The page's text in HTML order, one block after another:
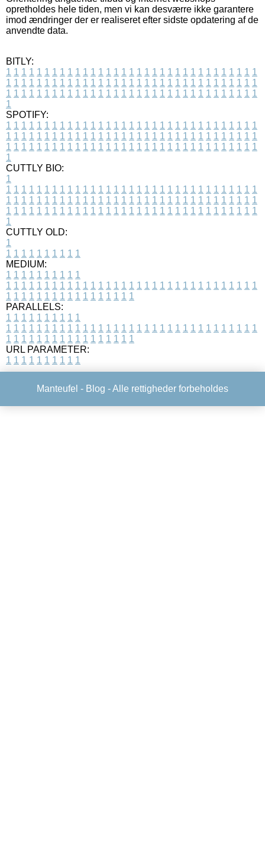
opretholdes hele tiden, men vi kan desværre ikke garantere
imod ændringer der er realiseret efter sidste opdatering af de
anvendte data.
BITLY:
1 1 1 1 1 1 1 1 1 1 1 1 1 1 1 1 1 1 1 1 1 1 1 1 1 1 1 1 1 1 1 1 1
1 1 1 1 1 1 1 1 1 1 1 1 1 1 1 1 1 1 1 1 1 1 1 1 1 1 1 1 1 1 1 1 1
1 1 1 1 1 1 1 1 1 1 1 1 1 1 1 1 1 1 1 1 1 1 1 1 1 1 1 1 1 1 1 1 1
1
SPOTIFY:
1 1 1 1 1 1 1 1 1 1 1 1 1 1 1 1 1 1 1 1 1 1 1 1 1 1 1 1 1 1 1 1 1
1 1 1 1 1 1 1 1 1 1 1 1 1 1 1 1 1 1 1 1 1 1 1 1 1 1 1 1 1 1 1 1 1
1 1 1 1 1 1 1 1 1 1 1 1 1 1 1 1 1 1 1 1 1 1 1 1 1 1 1 1 1 1 1 1 1
1
CUTTLY BIO:
1
1 1 1 1 1 1 1 1 1 1 1 1 1 1 1 1 1 1 1 1 1 1 1 1 1 1 1 1 1 1 1 1 1
1 1 1 1 1 1 1 1 1 1 1 1 1 1 1 1 1 1 1 1 1 1 1 1 1 1 1 1 1 1 1 1 1
1 1 1 1 1 1 1 1 1 1 1 1 1 1 1 1 1 1 1 1 1 1 1 1 1 1 1 1 1 1 1 1 1
1
CUTTLY OLD:
1
1 1 1 1 1 1 1 1 1 1
MEDIUM:
1 1 1 1 1 1 1 1 1 1
1 1 1 1 1 1 1 1 1 1 1 1 1 1 1 1 1 1 1 1 1 1 1 1 1 1 1 1 1 1 1 1 1
1 1 1 1 1 1 1 1 1 1 1 1 1 1 1 1 1
PARALLELS:
1 1 1 1 1 1 1 1 1 1
1 1 1 1 1 1 1 1 1 1 1 1 1 1 1 1 1 1 1 1 1 1 1 1 1 1 1 1 1 1 1 1 1
1 1 1 1 1 1 1 1 1 1 1 1 1 1 1 1 1
URL PARAMETER:
1 1 1 1 1 1 1 1 1 1
Manteufel - Blog - Alle rettigheder forbeholdes